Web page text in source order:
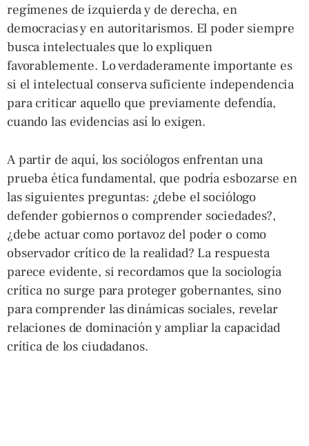
regímenes de izquierda y de derecha, en
democracias y en autoritarismos. El poder siempre
busca intelectuales que lo expliquen
favorablemente. Lo verdaderamente importante es
si el intelectual conserva suficiente independencia
para criticar aquello que previamente defendía,
cuando las evidencias así lo exigen.
A partir de aquí, los sociólogos enfrentan una
prueba ética fundamental, que podría esbozarse en
las siguientes preguntas: ¿debe el sociólogo
defender gobiernos o comprender sociedades?,
¿debe actuar como portavoz del poder o como
observador crítico de la realidad? La respuesta
parece evidente, si recordamos que la sociología
crítica no surge para proteger gobernantes, sino
para comprender las dinámicas sociales, revelar
relaciones de dominación y ampliar la capacidad
crítica de los ciudadanos.